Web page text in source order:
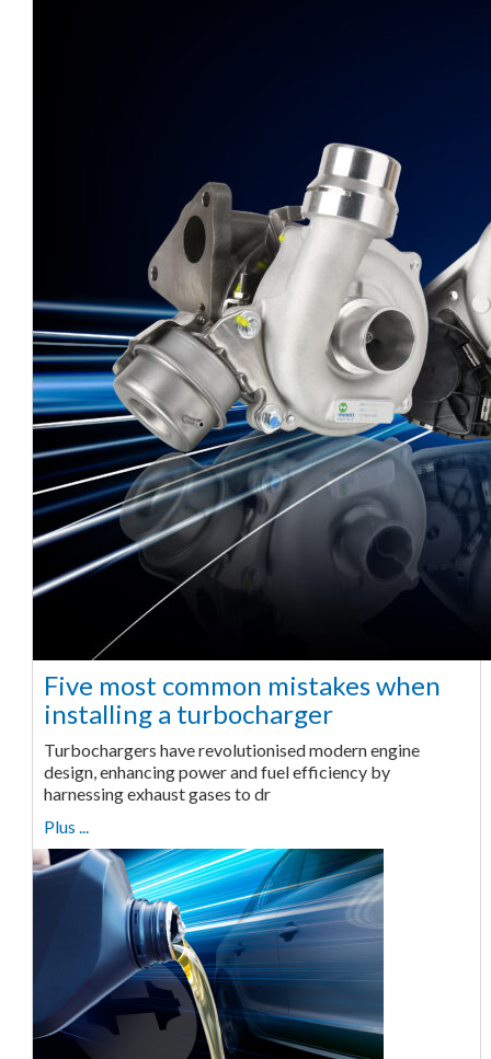
Five most common mistakes when
installing a turbocharger
Turbochargers have revolutionised modern engine
design, enhancing power and fuel efficiency by
harnessing exhaust gases to dr
Plus ...